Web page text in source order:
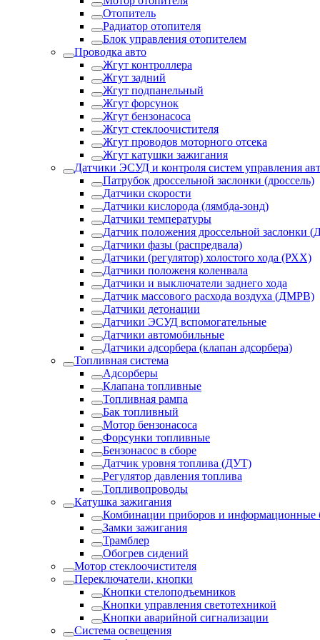
Отопитель
Радиатор отопителя
Блок управления отопителем
Проводка авто
Жгут контроллера
Жгут задний
Жгут подпанельный
Жгут форсунок
Жгут бензонасоса
Жгут стеклоочистителя
Жгут проводов моторного отсека
Жгут катушки зажигания
Датчики ЭСУД и контроля систем управления
Патрубок дроссельной заслонки (дроссель)
Датчики скорости
Датчики кислорода (лямбда-зонд)
Датчики температуры
Датчик положения дроссельной заслонки
Датчики фазы (распредвала)
Датчики (регулятор) холостого хода (РХХ)
Датчики положеня коленвала
Датчики и выключатели заднего хода
Датчик массового расхода воздуха (ДМРВ)
Датчики детонации
Датчики ЭСУД вспомогательные
Датчики автомобильные
Датчики адсорбера (клапан адсорбера)
Топливная система
Адсорберы
Клапана топливные
Топливная рампа
Бак топливный
Мотор бензонасоса
Форсунки топливные
Бензонасос в сборе
Датчик уровня топлива (ДУТ)
Регулятор давления топлива
Топливопроводы
Катушка зажигания
Комбинации приборов и информационные
Замки зажигания
Трамблер
Обогрев сидений
Мотор стеклоочистителя
Переключатели, кнопки
Кнопки стелоподъемников
Кнопки управления светотехникой
Кнопки аварийной сигнализации
Система освещения